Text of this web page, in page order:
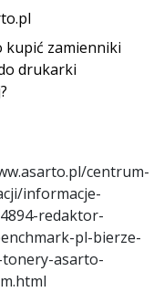
kupić zamienniki
drukarki
centrum-
informacje-
redaktor-
pl-bierze-
asarto-